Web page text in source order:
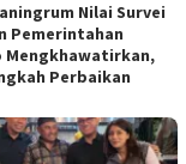
Nilai Survei
Pemerintahan
Mengkhawatirkan,
Perbaikan